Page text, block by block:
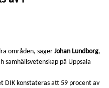
områden, sägerJohan Lundborg,
samhällsvetenskap på Uppsala
DIK konstateras att 59 procent av